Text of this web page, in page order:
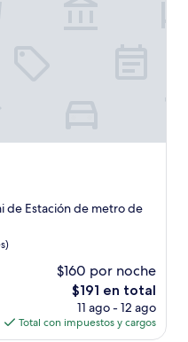
de Estación de metro de
$160 por noche
El
precio
actual
es
$191 en total
11 ago - 12 ago
Total con impuestos y cargos